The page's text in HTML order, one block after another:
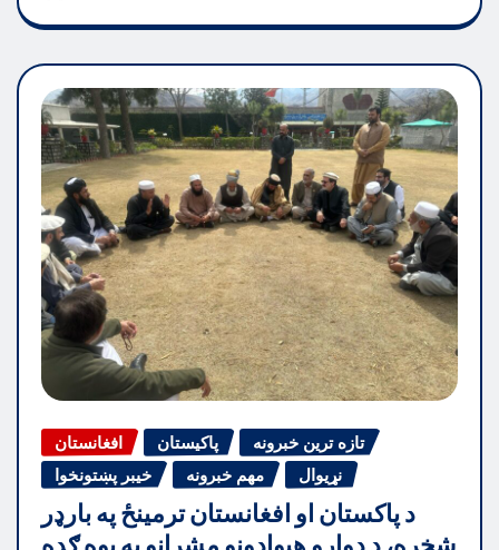
افغانستان پاکیستان
تازه ترین خبرونه
خیبر پښتونخوا
مهم خبرونه نړیوال
د پاکستان او افغانستان ترمینځ په بارډر